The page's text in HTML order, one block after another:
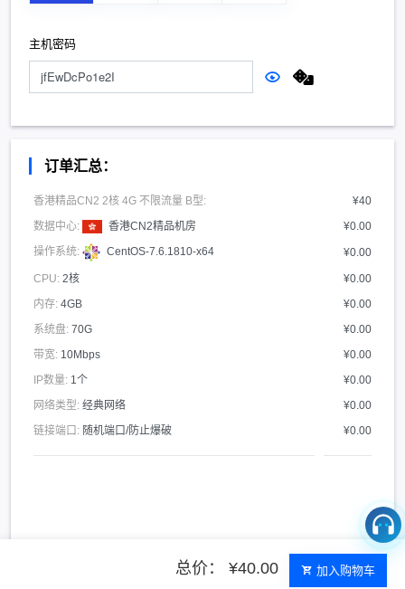
主机密码
订单汇总：
香港精品CN2 2核 4G 不限流量 B型:
¥40
数据中心:
香港CN2精品机房 ¥0.00
操作系统: CentOS-7.6.1810-x64 ¥0.00
CPU: 2核
¥0.00
内存: 4GB
¥0.00
系统盘: 70G
¥0.00
带宽: 10Mbps
¥0.00
IP数量: 1个
¥0.00
网络类型: 经典网络
¥0.00
链接端口: 随机端口/防止爆破 ¥0.00
总价： ¥40.00 加入购物车